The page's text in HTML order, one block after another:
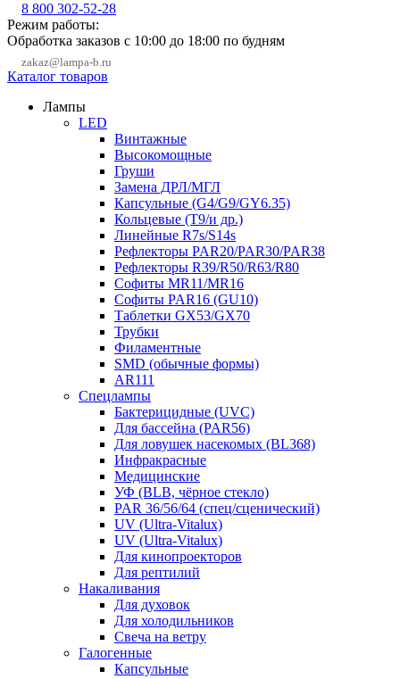
8 800 302-52-28
Режим работы:
Обработка заказов с 10:00 до 18:00 по будням
zakaz@lampa-b.ru
Каталог товаров
Лампы
LED
Винтажные
Высокомощные
Груши
Замена ДРЛ/МГЛ
Капсульные (G4/G9/GY6.35)
Кольцевые (T9/и др.)
Линейные R7s/S14s
Рефлекторы PAR20/PAR30/PAR38
Рефлекторы R39/R50/R63/R80
Софиты MR11/MR16
Софиты PAR16 (GU10)
Таблетки GX53/GX70
Трубки
Филаментные
SMD (обычные формы)
AR111
Спецлампы
Бактерицидные (UVC)
Для бассейна (PAR56)
Для ловушек насекомых (BL368)
Инфракрасные
Медицинские
УФ (BLB, чёрное стекло)
PAR 36/56/64 (спец/сценический)
UV (Ultra‑Vitalux)
UV (Ultra-Vitalux)
Для кинопроекторов
Для рептилий
Накаливания
Для духовок
Для холодильников
Свеча на ветру
Галогенные
Капсульные